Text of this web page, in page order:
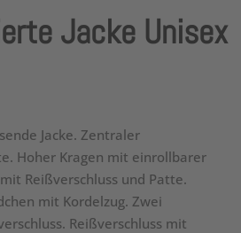
Jacke Unisex
Jacke. Zentraler
Hoher Kragen mit einrollbarer
Reißverschluss und Patte.
mit Kordelzug. Zwei
Reißverschluss mit